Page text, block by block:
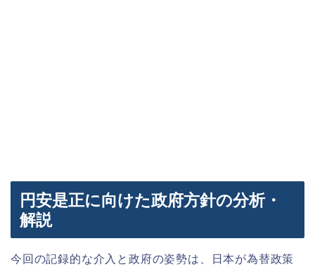
円安是正に向けた政府方針の分析・
解説
今回の記録的な介入と政府の姿勢は、日本が為替政策